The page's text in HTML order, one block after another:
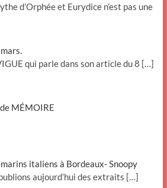
d’Orphée et Eurydice n’est pas une
qui parle dans son article du 8 […]
MÉMOIRE
italiens à Bordeaux- Snoopy
aujourd’hui des extraits […]